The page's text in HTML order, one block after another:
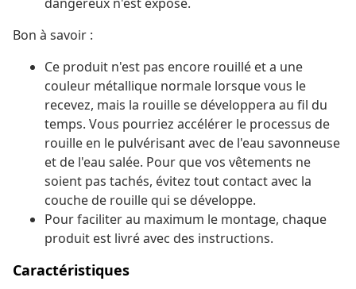
Bon à savoir :
Ce produit n'est pas encore rouillé et a une
couleur métallique normale lorsque vous le
recevez, mais la rouille se développera au fil du
temps. Vous pourriez accélérer le processus de
rouille en le pulvérisant avec de l'eau savonneuse
et de l'eau salée. Pour que vos vêtements ne
soient pas tachés, évitez tout contact avec la
couche de rouille qui se développe.
Pour faciliter au maximum le montage, chaque
produit est livré avec des instructions.
Caractéristiques